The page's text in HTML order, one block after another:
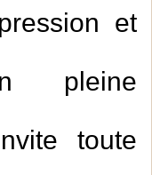
et
pleine
toute